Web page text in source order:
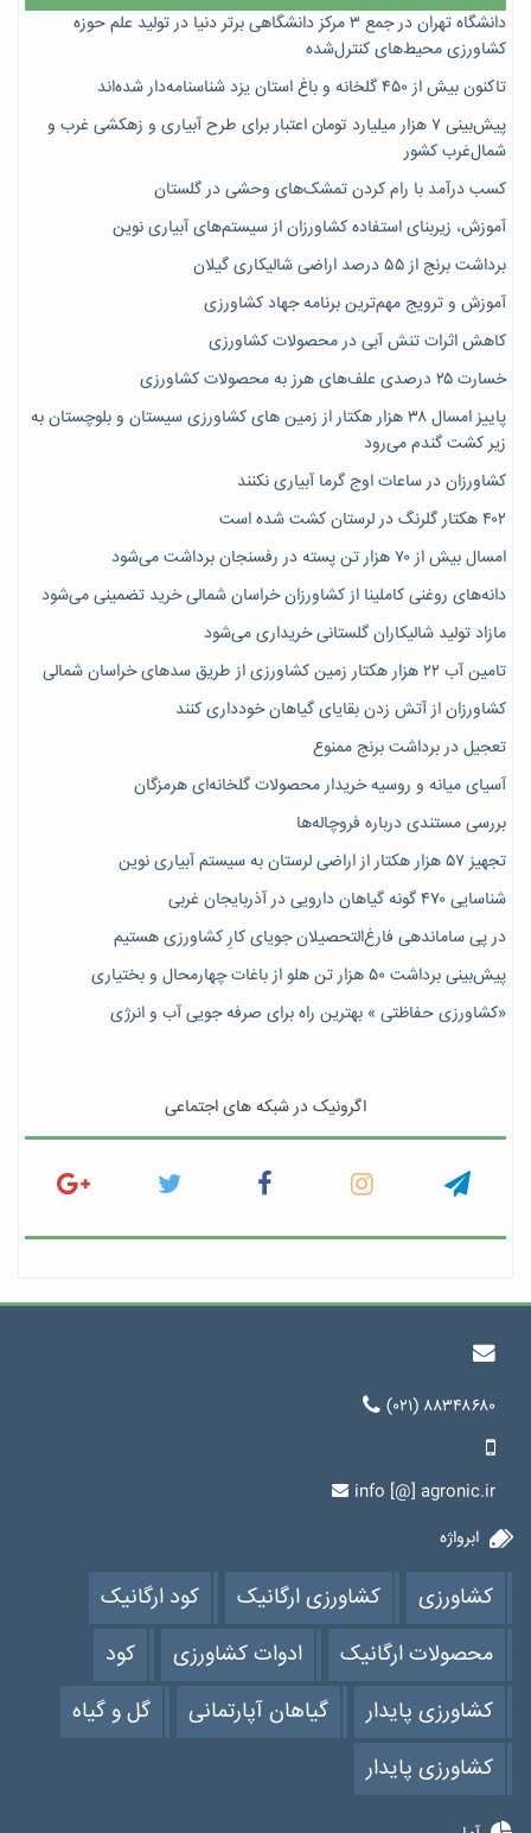
دانشگاه تهران در جمع ۳ مرکز دانشگاهی برتر دنیا در تولید علم حوزه
کشاورزی محیط‌های کنترل‌شده
تاکنون بیش از ۴۵۰ گلخانه و باغ استان یزد شناسنامه‌دار شده‌اند
پیش‌بینی ۷‌ هزار میلیارد تومان اعتبار برای طرح آبیاری و زهکشی غرب و
شمال‌غرب کشور
کسب درآمد با رام کردن تمشک‌های وحشی در گلستان
آموزش، زیربنای استفاده کشاورزان از سیستم‌های آبیاری نوین
برداشت برنج از ۵۵ درصد اراضی شالیکاری گیلان
آموزش و ترویج مهم‌ترین برنامه جهاد کشاورزی
کاهش اثرات تنش آبی در محصولات کشاورزی
خسارت ۲۵ درصدی علف‌های هرز به محصولات کشاورزی
پاییز امسال ۳۸ هزار هکتار از زمین های کشاورزی سیستان و بلوچستان به
زیر کشت گندم می‌رود
کشاورزان در ساعات اوج گرما آبیاری نکنند
۴۰۲ هکتار گلرنگ در لرستان کشت شده است
امسال بیش از ۷۰ هزار تن پسته در رفسنجان برداشت می‌شود
دانه‌های روغنی کاملینا از کشاورزان خراسان شمالی خرید تضمینی می‌شود
مازاد تولید شالیکاران گلستانی خریداری می‌شود
تامین آب ۲۲ هزار هکتار زمین کشاورزی از طریق سدهای خراسان شمالی
کشاورزان از آتش زدن بقایای گیاهان خودداری کنند
تعجیل در برداشت برنج ممنوع
آسیای میانه و روسیه خریدار محصولات گلخانه‌ای هرمزگان
بررسی مستندی درباره فروچاله‌ها
تجهیز ۵۷ هزار هکتار از اراضی لرستان به سیستم آبیاری نوین
شناسایی ۴۷٠ گونه گیاهان دارویی در آذربایجان غربی
در پی ساماندهی فارغ‌التحصیلان جویای کارِ کشاورزی هستیم
پیش‎‌بینی برداشت ۵۰ هزار تن هلو از باغات چهارمحال و بختیاری
«کشاورزی حفاظتی » بهترین راه برای صرفه جویی آب و انرژی
اگرونیک در شبکه های اجتماعی
(۰۲۱) ۸۸۳۴۸۶۸۰
info [@] agronic.ir
ابرواژه
کشاورزی کشاورزی ارگانیک
کود ارگانیک
محصولات ارگانیک
ادوات کشاورزی
کود
کشاورزی پایدار
گیاهان آپارتمانی
گل و گیاه
کشاورزی پایدار